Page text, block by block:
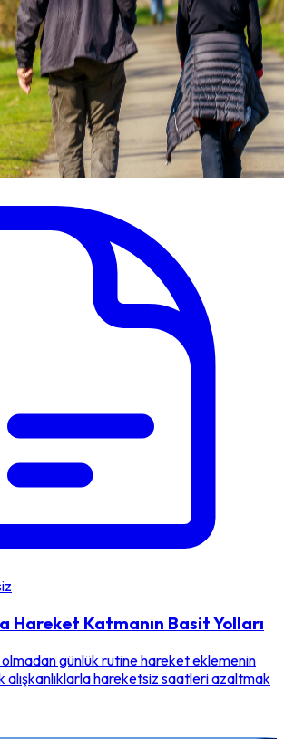
Hareket Katmanın Basit Yolları
günlük rutine hareket eklemenin
alışkanlıklarla hareketsiz saatleri azaltmak